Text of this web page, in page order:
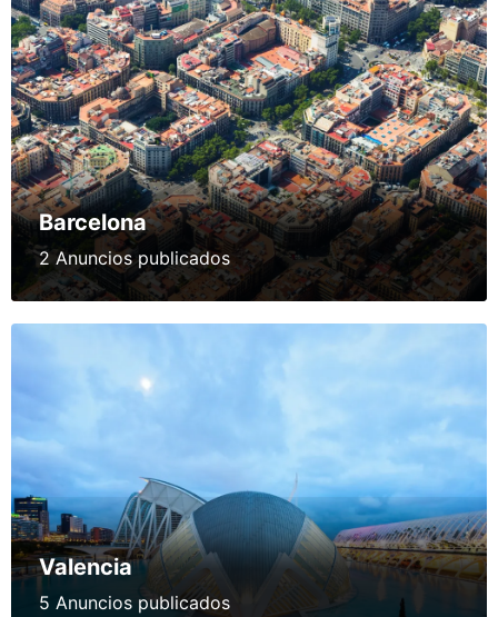
Barcelona
2 Anuncios publicados
Valencia
5 Anuncios publicados